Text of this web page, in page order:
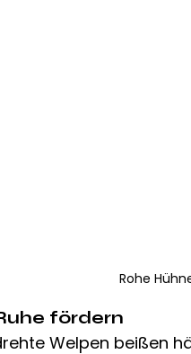
Rohe
fördern
Welpen beißen